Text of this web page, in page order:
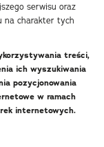
serwisu oraz
na charakter tych
treści,
ich wyszukiwania
pozycjonowania
w ramach
internetowych.